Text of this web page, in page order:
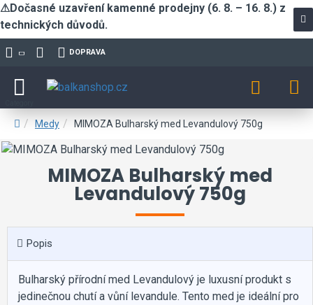
⚠Dočasné uzavření kamenné prodejny (6. 8. – 16. 8.) z
technických důvodů.
DOPRAVA
Medy MIMOZA Bulharský med Levandulový 750g
MIMOZA Bulharský med
Levandulový 750g
Popis
Bulharský přírodní med Levandulový je luxusní produkt s
jedinečnou chutí a vůní levandule. Tento med je ideální pro